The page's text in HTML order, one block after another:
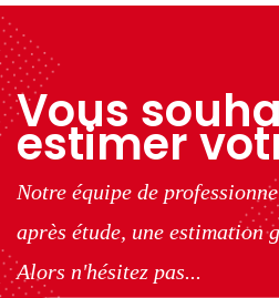
Vous
estimer
Notre équipe de
après étude, une estimation
Alors n'hésitez pas...